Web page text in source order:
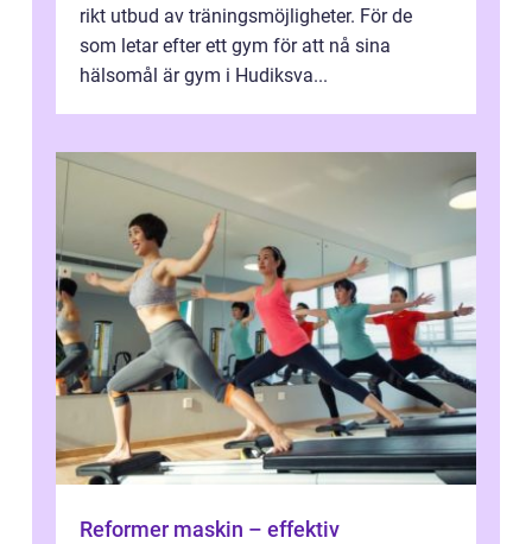
rikt utbud av träningsmöjligheter. För de
som letar efter ett gym för att nå sina
hälsomål är gym i Hudiksva...
Reformer maskin – effektiv